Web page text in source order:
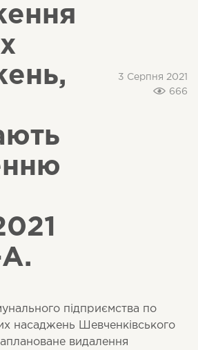
3 Серпня 2021
666
підприємства по
насаджень Шевченківського
видалення